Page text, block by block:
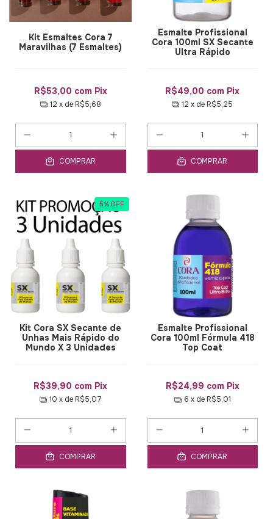
Kit Esmaltes Cora 7
Maravilhas (7 Esmaltes)
R$53,00 com Pix
12 x de R$5,68
COMPRAR
Esmalte Profissional
Cora 100ml SX Secante
Ultra Rápido
R$49,00 com Pix
12 x de R$5,25
COMPRAR
5% OFF
Kit Cora SX Secante de
Unhas Mais Rápido do
Mundo X 3 Unidades
R$39,90 com Pix
10 x de R$5,07
COMPRAR
Esmalte Profissional
Cora 100ml Fórmula 418
Top Coat
R$24,99 com Pix
6 x de R$5,01
COMPRAR